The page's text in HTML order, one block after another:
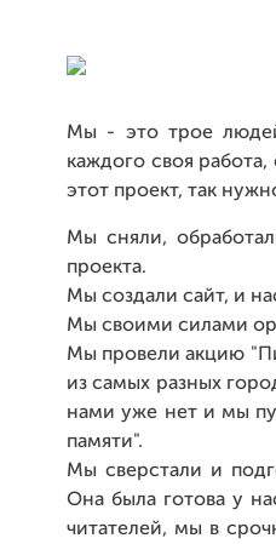
Мы - это трое
каждого своя
этот проект, так
Мы сняли,
проекта.
Мы создали сайт, и
Мы своими силами
Мы провели акцию
из самых разных
нами уже нет и мы
памяти".
Мы сверстали и
Она была готова у
читателей, мы в